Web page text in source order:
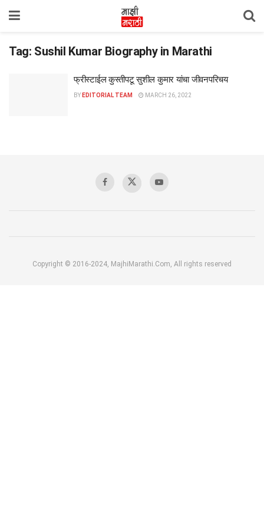
Tag: Sushil Kumar Biography in Marathi
फ्रीस्टाईल कुस्तीपटू सुशील कुमार यांचा जीवनपरिचय
BY EDITORIAL TEAM MARCH 26, 2022
Copyright © 2016-2024, MajhiMarathi.Com, All rights reserved